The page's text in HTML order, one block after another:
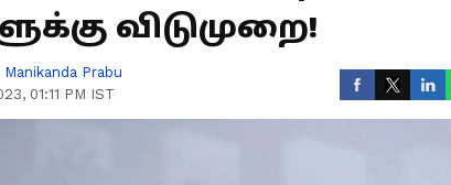
விடுமுறை!
Manikanda Prabu
01:11 PM IST